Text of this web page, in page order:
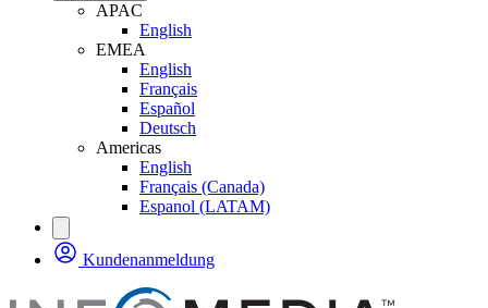
APAC
English
EMEA
English
Français
Español
Deutsch
Americas
English
Français (Canada)
Espanol (LATAM)
Kundenanmeldung